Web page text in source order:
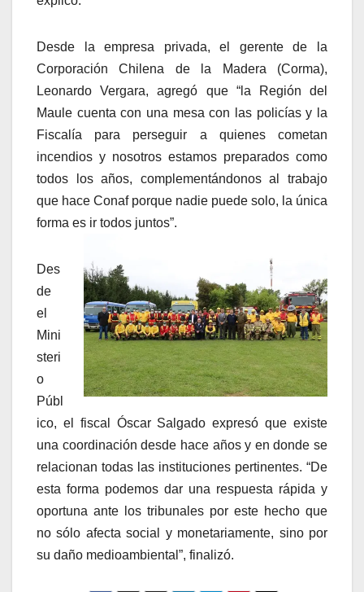
Desde la empresa privada, el gerente de la
Corporación Chilena de la Madera (Corma),
Leonardo Vergara, agregó que “la Región del
Maule cuenta con una mesa con las policías y la
Fiscalía para perseguir a quienes cometan
incendios y nosotros estamos preparados como
todos los años, complementándonos al trabajo
que hace Conaf porque nadie puede solo, la única
forma es ir todos juntos”.
Des
de
el
Mini
steri
o
Públ
ico, el fiscal Óscar Salgado expresó que existe
una coordinación desde hace años y en donde se
relacionan todas las instituciones pertinentes. “De
esta forma podemos dar una respuesta rápida y
oportuna ante los tribunales por este hecho que
no sólo afecta social y monetariamente, sino por
su daño medioambiental”, finalizó.